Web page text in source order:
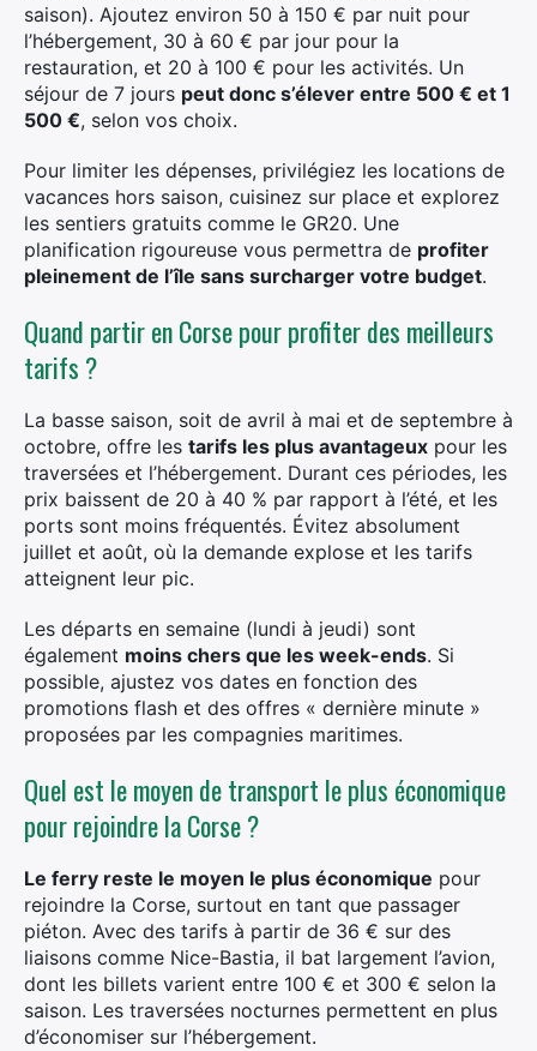
saison). Ajoutez environ 50 à 150 € par nuit pour
l’hébergement, 30 à 60 € par jour pour la
restauration, et 20 à 100 € pour les activités. Un
séjour de 7 jours peut donc s’élever entre 500 € et 1
500 €, selon vos choix.
Pour limiter les dépenses, privilégiez les locations de
vacances hors saison, cuisinez sur place et explorez
les sentiers gratuits comme le GR20. Une
planification rigoureuse vous permettra de profiter
pleinement de l’île sans surcharger votre budget.
Quand partir en Corse pour profiter des meilleurs
tarifs ?
La basse saison, soit de avril à mai et de septembre à
octobre, offre les tarifs les plus avantageux pour les
traversées et l’hébergement. Durant ces périodes, les
prix baissent de 20 à 40 % par rapport à l’été, et les
ports sont moins fréquentés. Évitez absolument
juillet et août, où la demande explose et les tarifs
atteignent leur pic.
Les départs en semaine (lundi à jeudi) sont
également moins chers que les week-ends. Si
possible, ajustez vos dates en fonction des
promotions flash et des offres « dernière minute »
proposées par les compagnies maritimes.
Quel est le moyen de transport le plus économique
pour rejoindre la Corse ?
Le ferry reste le moyen le plus économique pour
rejoindre la Corse, surtout en tant que passager
piéton. Avec des tarifs à partir de 36 € sur des
liaisons comme Nice-Bastia, il bat largement l’avion,
dont les billets varient entre 100 € et 300 € selon la
saison. Les traversées nocturnes permettent en plus
d’économiser sur l’hébergement.